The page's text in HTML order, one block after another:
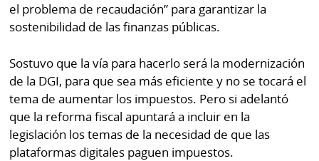
el problema de recaudación” para garantizar la
sostenibilidad de las finanzas públicas.
Sostuvo que la vía para hacerlo será la modernización
de la DGI, para que sea más eficiente y no se tocará el
tema de aumentar los impuestos. Pero si adelantó
que la reforma fiscal apuntará a incluir en la
legislación los temas de la necesidad de que las
plataformas digitales paguen impuestos.